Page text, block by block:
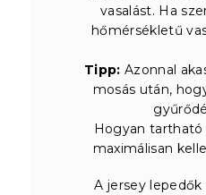
vasalást. Ha
hőmérsékletű
Tipp: Azonnal
mosás után,
Hogyan
maximálisan
A jersey